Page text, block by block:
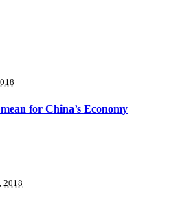
for China’s Economy
2018